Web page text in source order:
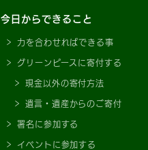
今日からできること
力を合わせればできる事
グリーンピースに寄付する
現金以外の寄付方法
遺言・遺産からのご寄付
署名に参加する
イベントに参加する